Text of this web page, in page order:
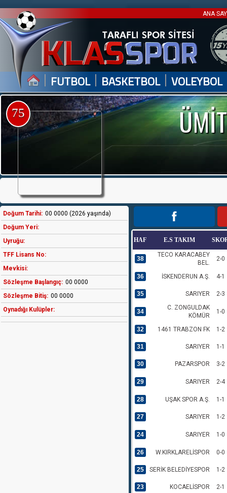
ANA
| FUTBOL | BASKETBOL | VOLEYBOL
75
Doğum Tarihi: 00 0000 (2026 yaşında)
Doğum Yeri:
Uyruğu:
TFF Lisans No:
Mevkisi:
Sözleşme Başlangıç: 00 0000
Sözleşme Bitiş: 00 0000
Oynadığı Kulüpler:
HAF E.S TAKIM
38
TECO KARACABEY
BEL.
2-0
36 İSKENDERUN A.Ş. 4-1
35 SARIYER 2-3
34
C. ZONGULDAK
KÖMÜR
1-0
32 1461 TRABZON FK 1-2
31 SARIYER 1-1
30 PAZARSPOR 3-2
29 SARIYER 2-4
28 UŞAK SPOR A.Ş. 1-1
27 SARIYER 1-2
24 SARIYER 1-0
26 W.KIRKLARELİSPOR 0-0
25 SERİK BELEDİYESPOR 1-2
23 KOCAELİSPOR 2-1